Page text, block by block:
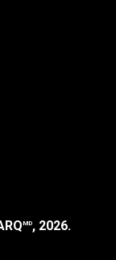
MD, 2026.